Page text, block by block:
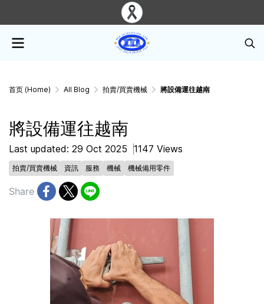
首页 (Home) All Blog 拍賣/買賣機械 將設備運往越南
將設備運往越南
Last updated: 29 Oct 2025 1147 Views
拍賣/買賣機械 資訊 服務 機械 機械備用零件
Share